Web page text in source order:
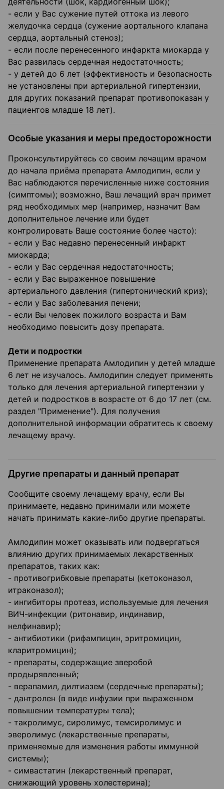
- если у Вас сужение путей оттока из левого
желудочка сердца (сужение аортального клапана
сердца, аортальный стеноз);
- если после перенесенного инфаркта миокарда у
Вас развилась сердечная недостаточность;
- у детей до 6 лет (эффективность и безопасность
не установлены при артериальной гипертензии,
для других показаний препарат противопоказан у
пациентов младше 18 лет).
Особые указания и меры предосторожности
Проконсультируйтесь со своим лечащим врачом
до начала приёма препарата Амлодипин, если у
Вас наблюдаются перечисленные ниже состояния
(симптомы); возможно, Ваш лечащий врач примет
ряд необходимых мер (например, назначит Вам
дополнительное лечение или будет
контролировать Ваше состояние более часто):
- если у Вас недавно перенесенный инфаркт
миокарда;
- если у Вас сердечная недостаточность;
- если у Вас выраженное повышение
артериального давления (гипертонический криз);
- если у Вас заболевания печени;
- если Вы человек пожилого возраста и Вам
необходимо повысить дозу препарата.
Дети и подростки
Применение препарата Амлодипин у детей младше
6 лет не изучалось. Амлодипин следует применять
только для лечения артериальной гипертензии у
детей и подростков в возрасте от 6 до 17 лет (см.
раздел "Применение"). Для получения
дополнительной информации обратитесь к своему
лечащему врачу.
Другие препараты и данный препарат
Сообщите своему лечащему врачу, если Вы
принимаете, недавно принимали или можете
начать принимать какие-либо другие препараты.
Амлодипин может оказывать или подвергаться
влиянию других принимаемых лекарственных
препаратов, таких как:
- противогрибковые препараты (кетоконазол,
итраконазол);
- ингибиторы протеаз, используемые для лечения
ВИЧ-инфекции (ритонавир, индинавир,
нелфинавир);
- антибиотики (рифампицин, эритромицин,
кларитромицин);
- препараты, содержащие зверобой
продырявленный;
- верапамил, дилтиазем (сердечные препараты);
- дантролен (в виде инфузии при выраженном
повышении температуры тела);
- такролимус, сиролимус, темсиролимус и
эверолимус (лекарственные препараты,
применяемые для изменения работы иммунной
системы);
- симвастатин (лекарственный препарат,
снижающий уровень холестерина);